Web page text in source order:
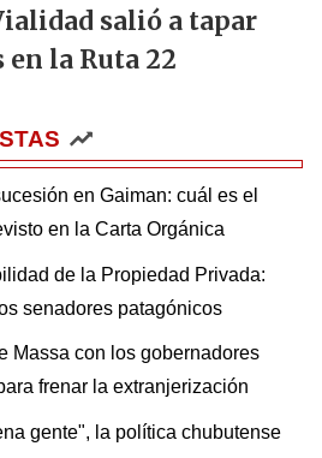
salió a tapar
en la Ruta 22
en Gaiman: cuál es el
en la Carta Orgánica
de la Propiedad Privada:
senadores patagónicos
Massa con los gobernadores
frenar la extranjerización
gente", la política chubutense